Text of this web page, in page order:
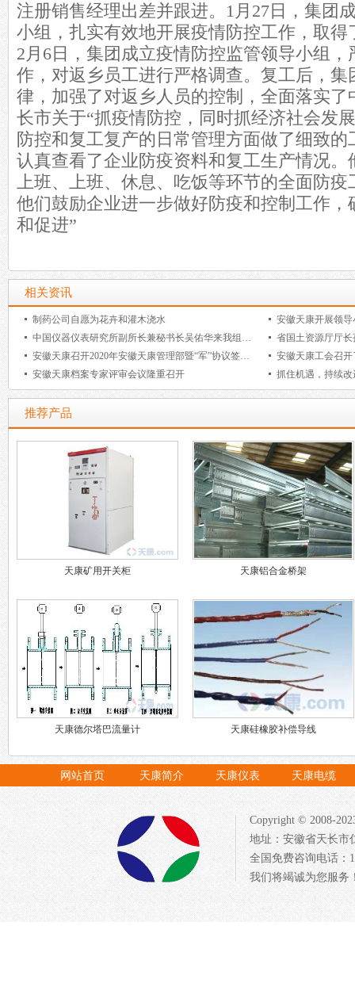
注册销售经理出差并跟进。1月27日，集团
小组，扎实有效地开展疫情防控工作，取
2月6日，集团成立疫情防控监管领导小组
作，对返乡员工进行严格调查。复工后，集
律，加强了对返乡人员的控制，全面落实
长市关于“抓疫情防控，同时抓经济社会发
防控和复工复产的日常管理方面做了细致的
认真查看了企业防疫资料和复工生产情况
上班、上班、休息、吃饭等环节的全面防
他们鼓励企业进一步做好防疫和控制工作，
和促进”
相关资讯
制药公司自愿为花卉和灌木浇水
安徽天康开展领
中国仪器仪表研究所副所长兼秘书长吴佑华来我组调研指导工作
省国土资源厅厅
安徽天康召开2020年安徽天康管理部暨“军”协议签字大会
安徽天康工会召
安徽天康档案专家评审会议隆重召开
抓住机遇，持续改
推荐产品
天康矿用开关柜 天康铝合金桥架
天康德尔塔巴流量计 天康硅橡胶补偿导线
网站首页 天康简介 天康仪表 天康电缆
Copyright © 2008-
地址：安徽省天长市
全国免费咨询电话：
我们将竭诚为您服务